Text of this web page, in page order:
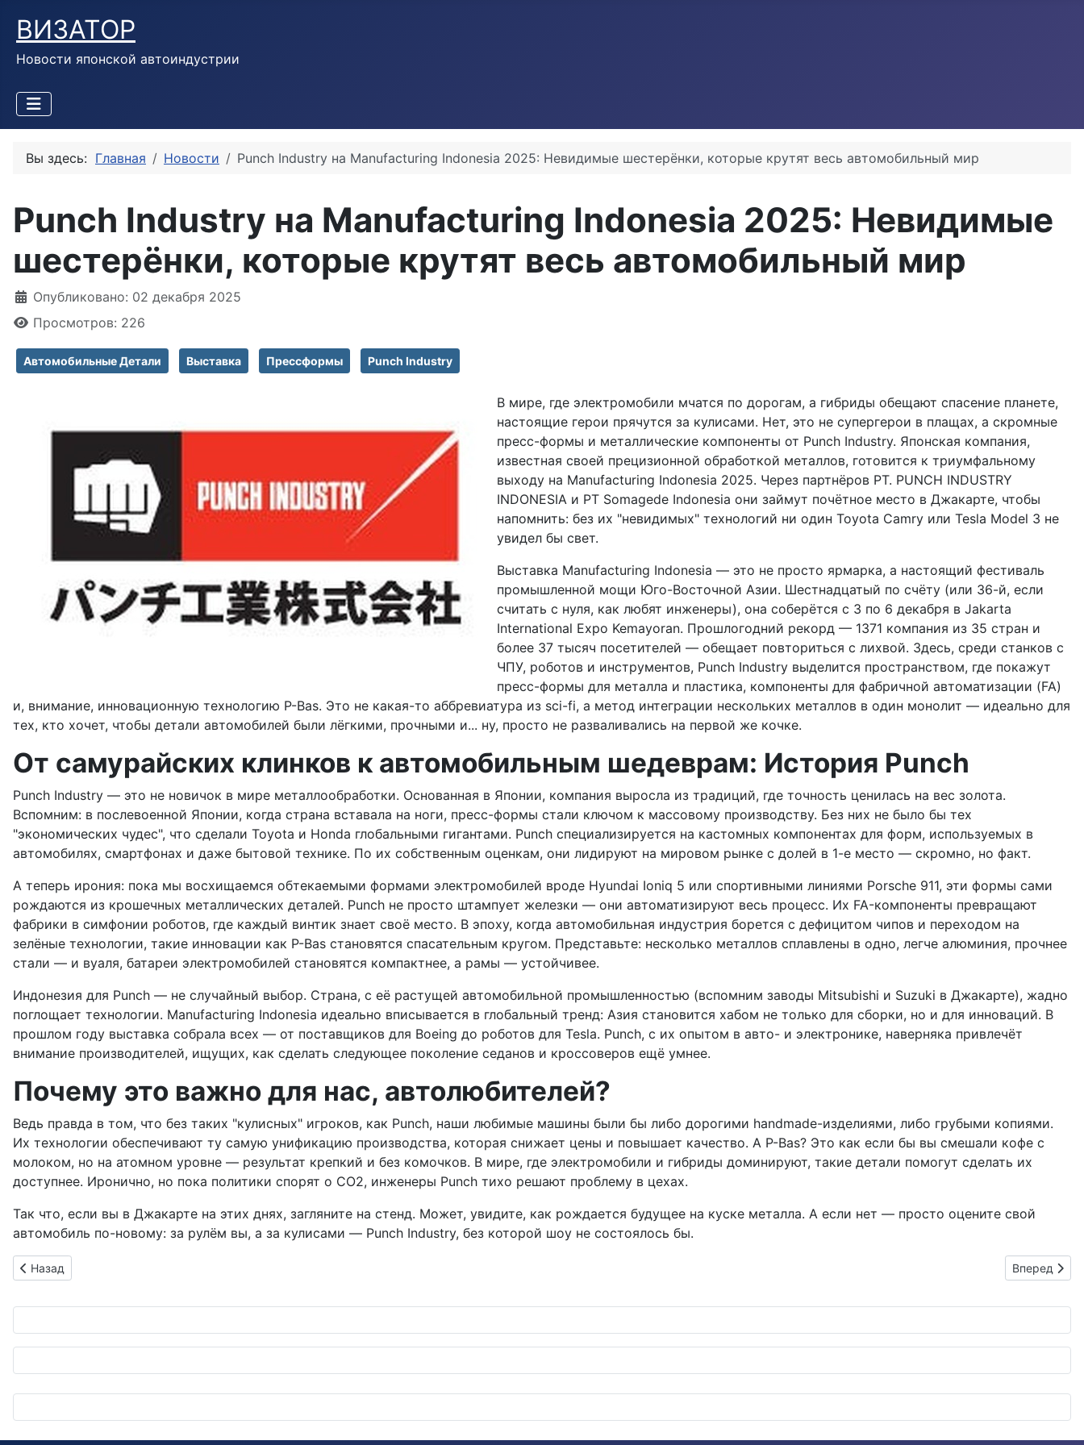
ВИЗАТОР
Новости японской автоиндустрии
Вы здесь: Главная Новости Punch Industry на Manufacturing Indonesia 2025: Невидимые шестерёнки, которые крутят весь автомобильный мир
Punch Industry на Manufacturing Indonesia 2025: Невидимые
шестерёнки, которые крутят весь автомобильный мир
Информация о материале
Опубликовано: 02 декабря 2025
Просмотров: 226
Автомобильные Детали Выставка Прессформы Punch Industry
В мире, где электромобили мчатся по дорогам, а гибриды обещают спасение планете,
настоящие герои прячутся за кулисами. Нет, это не супергерои в плащах, а скромные
пресс-формы и металлические компоненты от Punch Industry. Японская компания,
известная своей прецизионной обработкой металлов, готовится к триумфальному
выходу на Manufacturing Indonesia 2025. Через партнёров PT. PUNCH INDUSTRY
INDONESIA и PT Somagede Indonesia они займут почётное место в Джакарте, чтобы
напомнить: без их "невидимых" технологий ни один Toyota Camry или Tesla Model 3 не
увидел бы свет.
Выставка Manufacturing Indonesia — это не просто ярмарка, а настоящий фестиваль
промышленной мощи Юго-Восточной Азии. Шестнадцатый по счёту (или 36-й, если
считать с нуля, как любят инженеры), она соберётся с 3 по 6 декабря в Jakarta
International Expo Kemayoran. Прошлогодний рекорд — 1371 компания из 35 стран и
более 37 тысяч посетителей — обещает повториться с лихвой. Здесь, среди станков с
ЧПУ, роботов и инструментов, Punch Industry выделится пространством, где покажут
пресс-формы для металла и пластика, компоненты для фабричной автоматизации (FA)
и, внимание, инновационную технологию P-Bas. Это не какая-то аббревиатура из sci-fi, а метод интеграции нескольких металлов в один монолит — идеально для
тех, кто хочет, чтобы детали автомобилей были лёгкими, прочными и... ну, просто не разваливались на первой же кочке.
От самурайских клинков к автомобильным шедеврам: История Punch
Punch Industry — это не новичок в мире металлообработки. Основанная в Японии, компания выросла из традиций, где точность ценилась на вес золота.
Вспомним: в послевоенной Японии, когда страна вставала на ноги, пресс-формы стали ключом к массовому производству. Без них не было бы тех
"экономических чудес", что сделали Toyota и Honda глобальными гигантами. Punch специализируется на кастомных компонентах для форм, используемых в
автомобилях, смартфонах и даже бытовой технике. По их собственным оценкам, они лидируют на мировом рынке с долей в 1-е место — скромно, но факт.
А теперь ирония: пока мы восхищаемся обтекаемыми формами электромобилей вроде Hyundai Ioniq 5 или спортивными линиями Porsche 911, эти формы сами
рождаются из крошечных металлических деталей. Punch не просто штампует железки — они автоматизируют весь процесс. Их FA-компоненты превращают
фабрики в симфонии роботов, где каждый винтик знает своё место. В эпоху, когда автомобильная индустрия борется с дефицитом чипов и переходом на
зелёные технологии, такие инновации как P-Bas становятся спасательным кругом. Представьте: несколько металлов сплавлены в одно, легче алюминия, прочнее
стали — и вуаля, батареи электромобилей становятся компактнее, а рамы — устойчивее.
Индонезия для Punch — не случайный выбор. Страна, с её растущей автомобильной промышленностью (вспомним заводы Mitsubishi и Suzuki в Джакарте), жадно
поглощает технологии. Manufacturing Indonesia идеально вписывается в глобальный тренд: Азия становится хабом не только для сборки, но и для инноваций. В
прошлом году выставка собрала всех — от поставщиков для Boeing до роботов для Tesla. Punch, с их опытом в авто- и электронике, наверняка привлечёт
внимание производителей, ищущих, как сделать следующее поколение седанов и кроссоверов ещё умнее.
Почему это важно для нас, автолюбителей?
Ведь правда в том, что без таких "кулисных" игроков, как Punch, наши любимые машины были бы либо дорогими handmade-изделиями, либо грубыми копиями.
Их технологии обеспечивают ту самую унификацию производства, которая снижает цены и повышает качество. А P-Bas? Это как если бы вы смешали кофе с
молоком, но на атомном уровне — результат крепкий и без комочков. В мире, где электромобили и гибриды доминируют, такие детали помогут сделать их
доступнее. Иронично, но пока политики спорят о CO2, инженеры Punch тихо решают проблему в цехах.
Так что, если вы в Джакарте на этих днях, загляните на стенд. Может, увидите, как рождается будущее на куске металла. А если нет — просто оцените свой
автомобиль по-новому: за рулём вы, а за кулисами — Punch Industry, без которой шоу не состоялось бы.
Предыдущий: Scania штурмует водород: грузовики на 1000 км без единой капли бензина
Назад Следующий:
Вперед